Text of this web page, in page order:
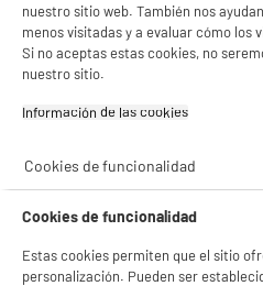
STARBUCKS BY
3
Total Price :
nuestro sitio web. También nos
menos visitadas y a evaluar cómo los
Si no aceptas estas cookies, no
nuestro sitio.
Información de las cookies‎
Cookies de funcionalidad
Cookies de funcionalidad
Estas cookies permiten que el sitio
personalización. Pueden ser